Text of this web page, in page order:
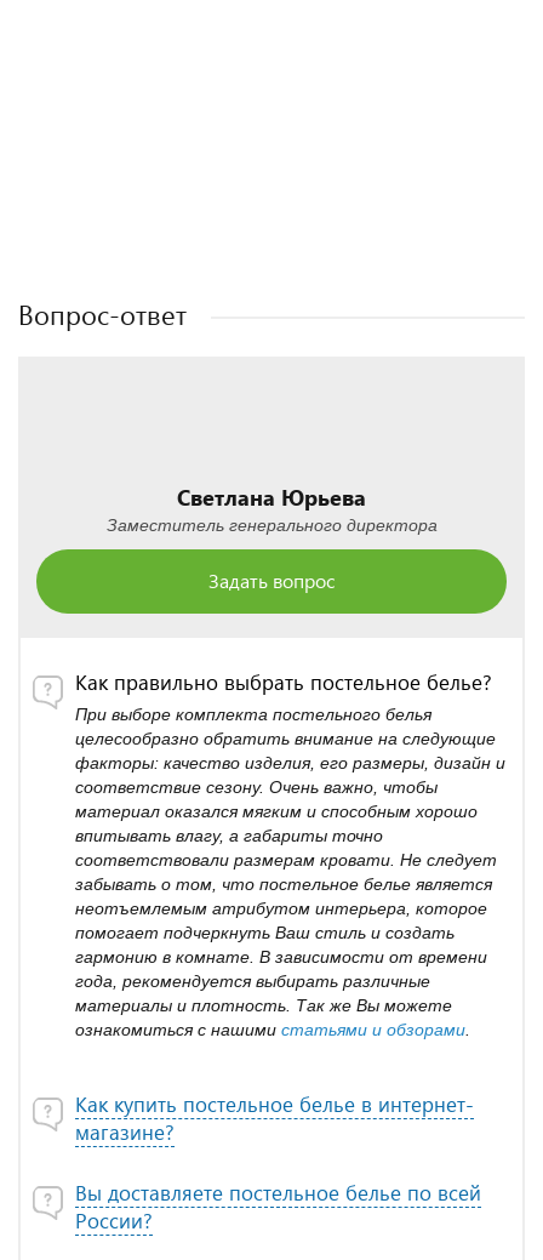
Вопрос-ответ
Светлана Юрьева
Заместитель генерального директора
Задать вопрос
Как правильно выбрать постельное белье?
При выборе комплекта постельного белья
целесообразно обратить внимание на следующие
факторы: качество изделия, его размеры, дизайн и
соответствие сезону. Очень важно, чтобы
материал оказался мягким и способным хорошо
впитывать влагу, а габариты точно
соответствовали размерам кровати. Не следует
забывать о том, что постельное белье является
неотъемлемым атрибутом интерьера, которое
помогает подчеркнуть Ваш стиль и создать
гармонию в комнате. В зависимости от времени
года, рекомендуется выбирать различные
материалы и плотность. Так же Вы можете
ознакомиться с нашими статьями и обзорами
Как купить постельное белье в интернет-
магазине?
Вы доставляете постельное белье по всей
России?